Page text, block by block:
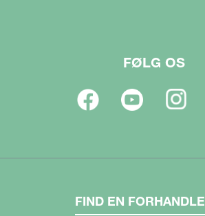
FØLG OS
FIND EN